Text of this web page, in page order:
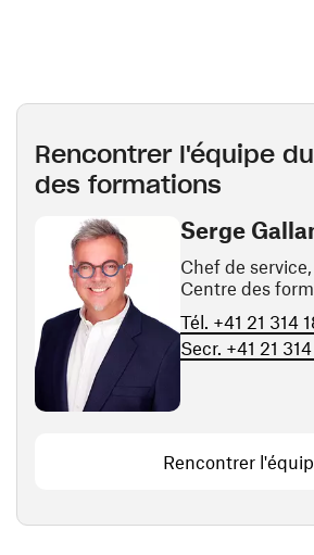
Rencontrer l'équipe
des formations
Serge
Chef de
Centre des
Tél. +41 21 314
Secr. +41 21
Rencontrer